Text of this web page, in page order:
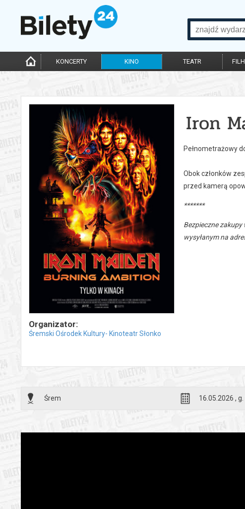
KONCERTY KINO TEATR
Organizator:
Śremski Ośrodek Kultury- Kinoteatr Słonko
Iron
Pełnometrażowy
Obok członków
przed kamerą
*******
Bezpieczne
wysyłanym na
Śrem 16.05.2026 ,